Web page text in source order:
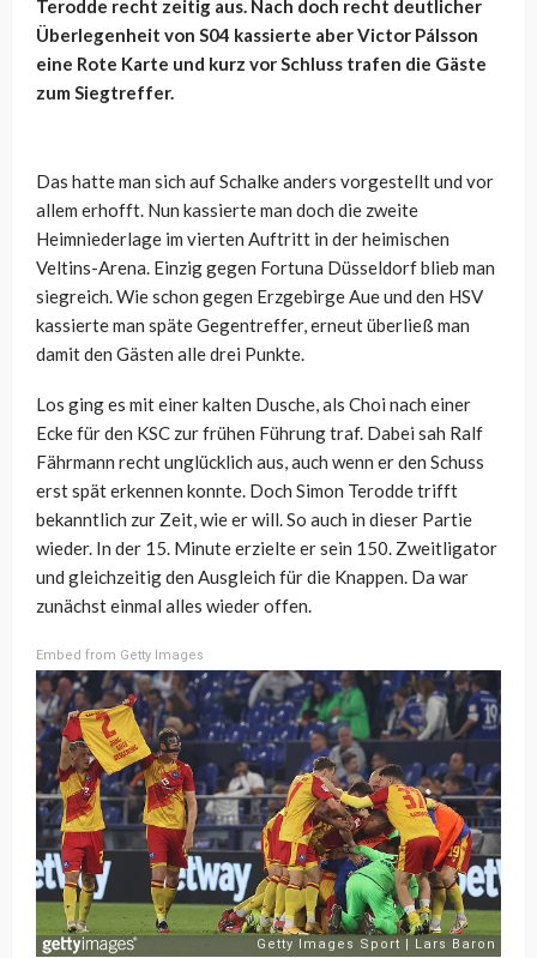
Terodde recht zeitig aus. Nach doch recht deutlicher
Überlegenheit von S04 kassierte aber Victor Pálsson
eine Rote Karte und kurz vor Schluss trafen die Gäste
zum Siegtreffer.
Das hatte man sich auf Schalke anders vorgestellt und vor
allem erhofft. Nun kassierte man doch die zweite
Heimniederlage im vierten Auftritt in der heimischen
Veltins-Arena. Einzig gegen Fortuna Düsseldorf blieb man
siegreich. Wie schon gegen Erzgebirge Aue und den HSV
kassierte man späte Gegentreffer, erneut überließ man
damit den Gästen alle drei Punkte.
Los ging es mit einer kalten Dusche, als Choi nach einer
Ecke für den KSC zur frühen Führung traf. Dabei sah Ralf
Fährmann recht unglücklich aus, auch wenn er den Schuss
erst spät erkennen konnte. Doch Simon Terodde trifft
bekanntlich zur Zeit, wie er will. So auch in dieser Partie
wieder. In der 15. Minute erzielte er sein 150. Zweitligator
und gleichzeitig den Ausgleich für die Knappen. Da war
zunächst einmal alles wieder offen.
Embed from Getty Images